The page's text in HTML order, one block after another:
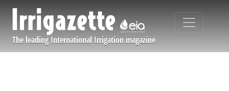
The leading International Irrigation magazine
Navigation principale